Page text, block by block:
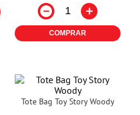
－ ＋
COMPRAR
Tote Bag Toy Story Woody